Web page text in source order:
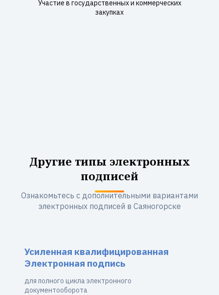
Участие в государственных и коммерческих
закупках
Другие типы электронных
подписей
Ознакомьтесь с дополнительными вариантами
электронных подписей в Саяногорске
Усиленная квалифицированная
Электронная подпись
для полного цикла электронного
документооборота